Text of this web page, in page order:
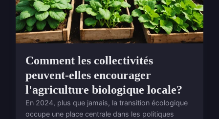
Comment les collectivités
peuvent-elles encourager
l'agriculture biologique locale?
En 2024, plus que jamais, la transition écologique
occupe une place centrale dans les politiques